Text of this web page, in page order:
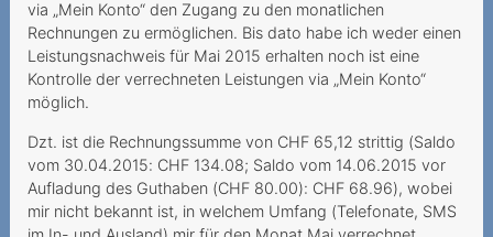
via „Mein Konto“ den Zugang zu den monatlichen
Rechnungen zu ermöglichen. Bis dato habe ich weder einen
Leistungsnachweis für Mai 2015 erhalten noch ist eine
Kontrolle der verrechneten Leistungen via „Mein Konto“
möglich.
Dzt. ist die Rechnungssumme von CHF 65,12 strittig (Saldo
vom 30.04.2015: CHF 134.08; Saldo vom 14.06.2015 vor
Aufladung des Guthaben (CHF 80.00): CHF 68.96), wobei
mir nicht bekannt ist, in welchem Umfang (Telefonate, SMS
Option
Kundin muss auf
bestrittenen
Zahlungsverzug infolge
falscher Rechnungsadresse
Ungewollte Replay-Option